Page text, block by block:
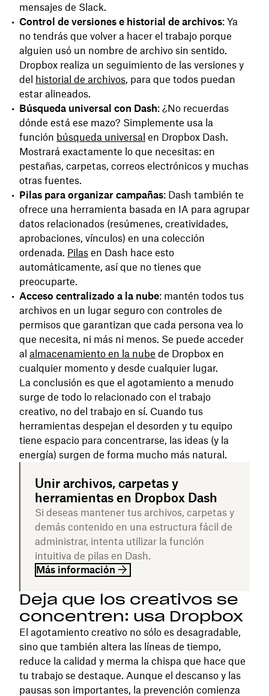
mensajes de Slack.
Control de versiones e historial de archivos: Ya
no tendrás que volver a hacer el trabajo porque
alguien usó un nombre de archivo sin sentido.
Dropbox realiza un seguimiento de las versiones y
del historial de archivos, para que todos puedan
estar alineados.
Búsqueda universal con Dash: ¿No recuerdas
dónde está ese mazo? Simplemente usa la
función búsqueda universal en Dropbox Dash.
Mostrará exactamente lo que necesitas: en
pestañas, carpetas, correos electrónicos y muchas
otras fuentes.
Pilas para organizar campañas: Dash también te
ofrece una herramienta basada en IA para agrupar
datos relacionados (resúmenes, creatividades,
aprobaciones, vínculos) en una colección
ordenada. Pilas en Dash hace esto
automáticamente, así que no tienes que
preocuparte.
Acceso centralizado a la nube: mantén todos tus
archivos en un lugar seguro con controles de
permisos que garantizan que cada persona vea lo
que necesita, ni más ni menos. Se puede acceder
al almacenamiento en la nube de Dropbox en
cualquier momento y desde cualquier lugar.
La conclusión es que el agotamiento a menudo
surge de todo lo relacionado con el trabajo
creativo, no del trabajo en sí. Cuando tus
herramientas despejan el desorden y tu equipo
tiene espacio para concentrarse, las ideas (y la
energía) surgen de forma mucho más natural.
Unir archivos, carpetas y
herramientas en Dropbox Dash
Si deseas mantener tus archivos, carpetas y
demás contenido en una estructura fácil de
administrar, intenta utilizar la función
intuitiva de pilas en Dash.
Más información
Deja que los creativos se
concentren: usa Dropbox
El agotamiento creativo no sólo es desagradable,
sino que también altera las líneas de tiempo,
reduce la calidad y merma la chispa que hace que
tu trabajo se destaque. Aunque el descanso y las
pausas son importantes, la prevención comienza